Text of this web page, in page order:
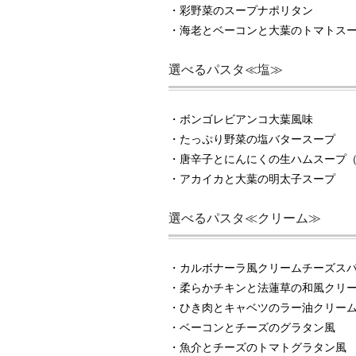
・彩野菜のスープナポリタン
・海老とベーコンと大葉のトマトス
選べるパスタ≪塩≫
・ボンゴレビアンコ大葉風味
・たっぷり野菜の塩バタースープ
・唐辛子とにんにくの生ハムスープ（
・アカイカと大葉の明太子スープ
選べるパスタ≪クリーム≫
・カルボナーラ風クリームチーズス
・柔らかチキンと法蓮草の和風クリ
・ひき肉とキャベツのラー油クリー
・ベーコンとチーズのグラタン風
・魚介とチーズのトマトグラタン風